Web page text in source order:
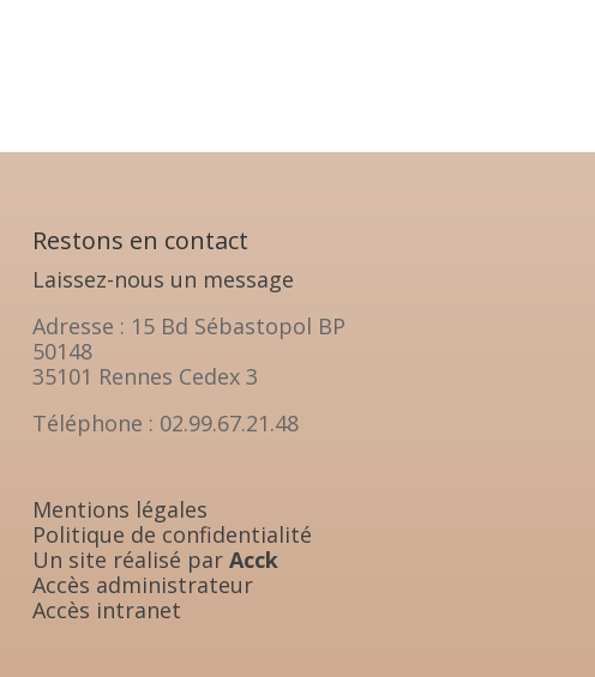
Restons en contact
Laissez-nous un message
Adresse : 15 Bd Sébastopol BP
50148
35101 Rennes Cedex 3
Téléphone : 02.99.67.21.48
Mentions légales
Politique de confidentialité
Un site réalisé parAcck
Accès administrateur
Accès intranet